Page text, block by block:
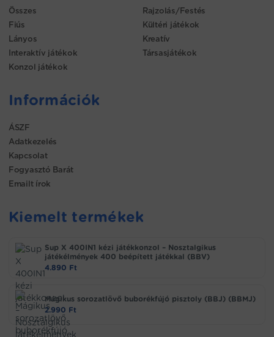
Összes
Fiús
Lányos
Interaktív játékok
Konzol játékok
Rajzolás/Festés
Kültéri játékok
Kreatív
Társasjátékok
Információk
ÁSZF
Adatkezelés
Kapcsolat
Fogyasztó Barát
Emailt írok
Kiemelt termékek
Sup X 400IN1 kézi játékkonzol – Nosztalgikus
játékélmények 400 beépített játékkal (BBV)
4.890 Ft
Mágikus sorozatlövő buborékfújó pisztoly (BBJ) (BBMJ)
2.990 Ft